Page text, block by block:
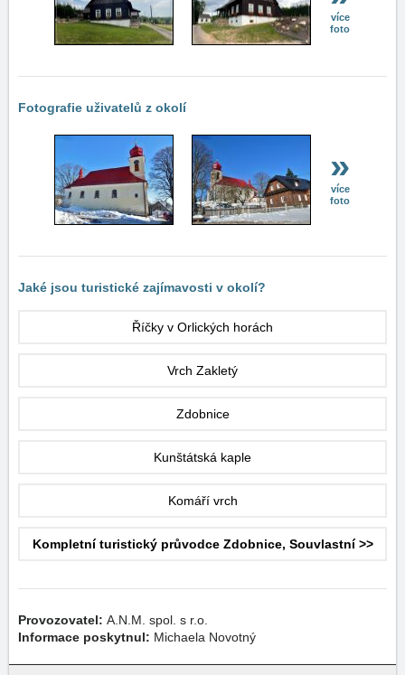
více
foto
Fotografie uživatelů z okolí
»
více
foto
Jaké jsou turistické zajímavosti v okolí?
Říčky v Orlických horách
Vrch Zakletý
Zdobnice
Kunštátská kaple
Komáří vrch
Kompletní turistický průvodce Zdobnice, Souvlastní >>
Provozovatel: A.N.M. spol. s r.o.
Informace poskytnul: Michaela Novotný